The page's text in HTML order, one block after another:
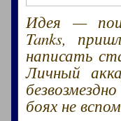
Идея —
Tanks,
написать
Личный
боях не